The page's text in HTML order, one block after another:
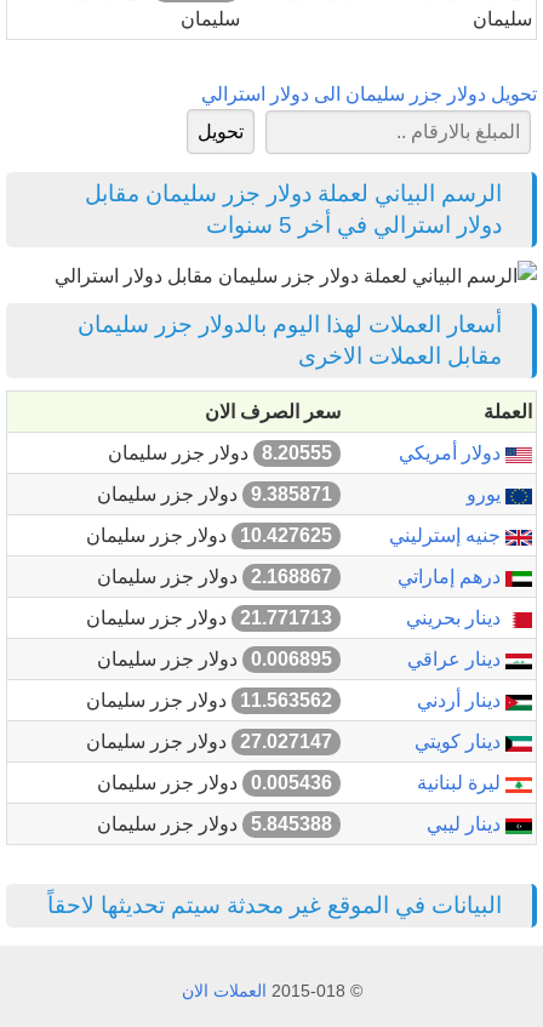
سليمان
سليمان
تحويل دولار جزر سليمان الى دولار استرالي
الرسم البياني لعملة دولار جزر سليمان مقابل
دولار استرالي في أخر 5 سنوات
أسعار العملات لهذا اليوم بالدولار جزر سليمان
مقابل العملات الاخرى
العملة
سعر الصرف الان
دولار أمريكي
8.20555
دولار جزر سليمان
يورو
9.385871
دولار جزر سليمان
جنيه إسترليني
10.427625
دولار جزر سليمان
درهم إماراتي
2.168867
دولار جزر سليمان
دينار بحريني
21.771713
دولار جزر سليمان
دينار عراقي
0.006895
دولار جزر سليمان
دينار أردني
11.563562
دولار جزر سليمان
دينار كويتي
27.027147
دولار جزر سليمان
ليرة لبنانية
0.005436
دولار جزر سليمان
دينار ليبي
5.845388 دولار جزر سليمان
البيانات في الموقع غير محدثة سيتم تحديثها لاحقاً
© 2015-018 العملات الان